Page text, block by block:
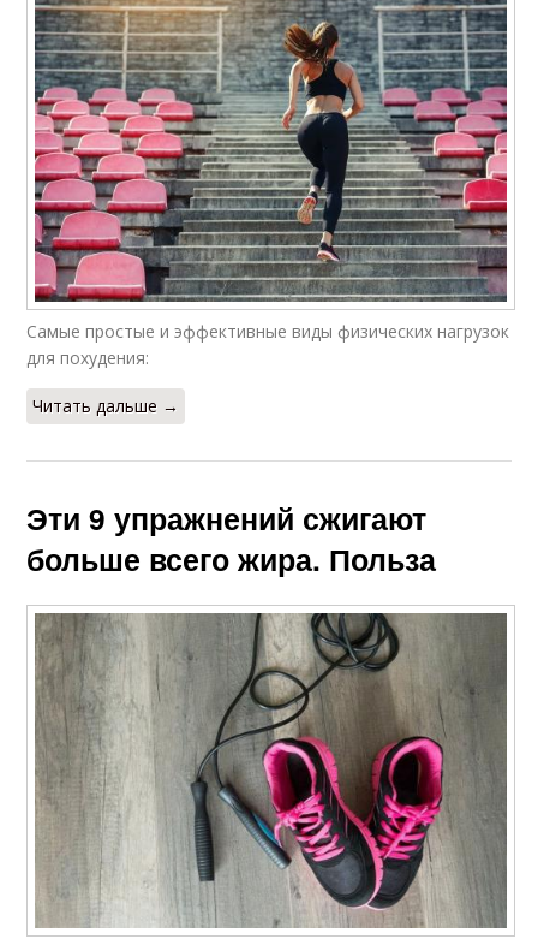
Самые простые и эффективные виды физических нагрузок
для похудения:
Читать дальше →
Эти 9 упражнений сжигают
больше всего жира. Польза